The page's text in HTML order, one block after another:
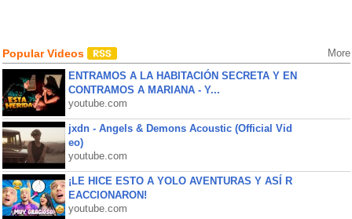
Popular Videos More
ENTRAMOS A LA HABITACIÓN SECRETA Y EN
CONTRAMOS A MARIANA - Y...
youtube.com
jxdn - Angels & Demons Acoustic (Official Vid
eo)
youtube.com
¡LE HICE ESTO A YOLO AVENTURAS Y ASÍ R
EACCIONARON!
youtube.com